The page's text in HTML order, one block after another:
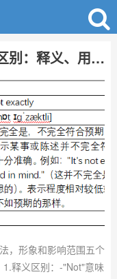
、环境等维度分析
，形象和影响范围五个
释义区别：-"Not"意味